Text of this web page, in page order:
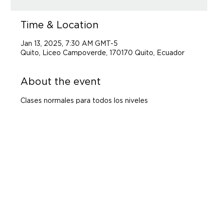
Time & Location
Jan 13, 2025, 7:30 AM GMT-5
Quito, Liceo Campoverde, 170170 Quito, Ecuador
About the event
Clases normales para todos los niveles